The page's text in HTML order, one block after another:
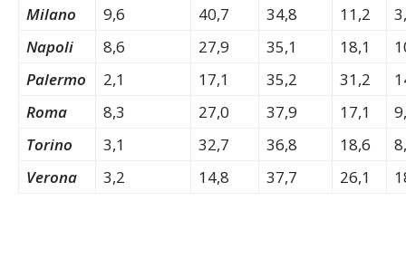
Milano
9,6 40,7 34,8 11,2
Napoli
8,6 27,9 35,1 18,1
Palermo
2,1 17,1 35,2 31,2
Roma
8,3 27,0 37,9 17,1
Torino
3,1 32,7 36,8 18,6
Verona
3,2 14,8 37,7 26,1